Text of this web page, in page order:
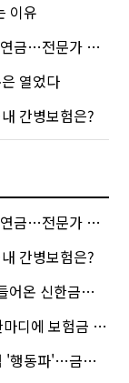
이유
전문가 조언은
열었다
간병보험은?
전문가 조언은
간병보험은?
신한금융 AI
금 못 받을 뻔?
감원 '신중모드'